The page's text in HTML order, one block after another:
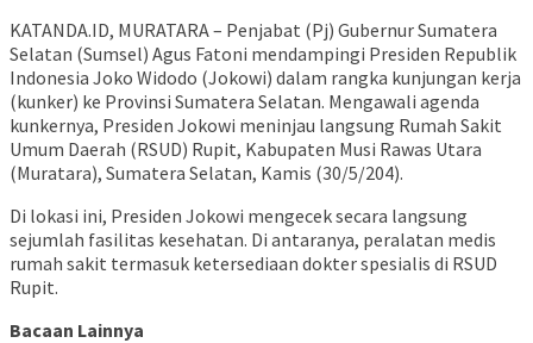
KATANDA.ID, MURATARA – Penjabat (Pj) Gubernur Sumatera
Selatan (Sumsel) Agus Fatoni mendampingi Presiden Republik
Indonesia Joko Widodo (Jokowi) dalam rangka kunjungan kerja
(kunker) ke Provinsi Sumatera Selatan. Mengawali agenda
kunkernya, Presiden Jokowi meninjau langsung Rumah Sakit
Umum Daerah (RSUD) Rupit, Kabupaten Musi Rawas Utara
(Muratara), Sumatera Selatan, Kamis (30/5/204).
Di lokasi ini, Presiden Jokowi mengecek secara langsung
sejumlah fasilitas kesehatan. Di antaranya, peralatan medis
rumah sakit termasuk ketersediaan dokter spesialis di RSUD
Rupit.
Bacaan Lainnya